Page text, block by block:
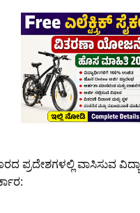
ಪ್ರದೇಶಗಳಲ್ಲಿ ವಾಸಿಸುವ